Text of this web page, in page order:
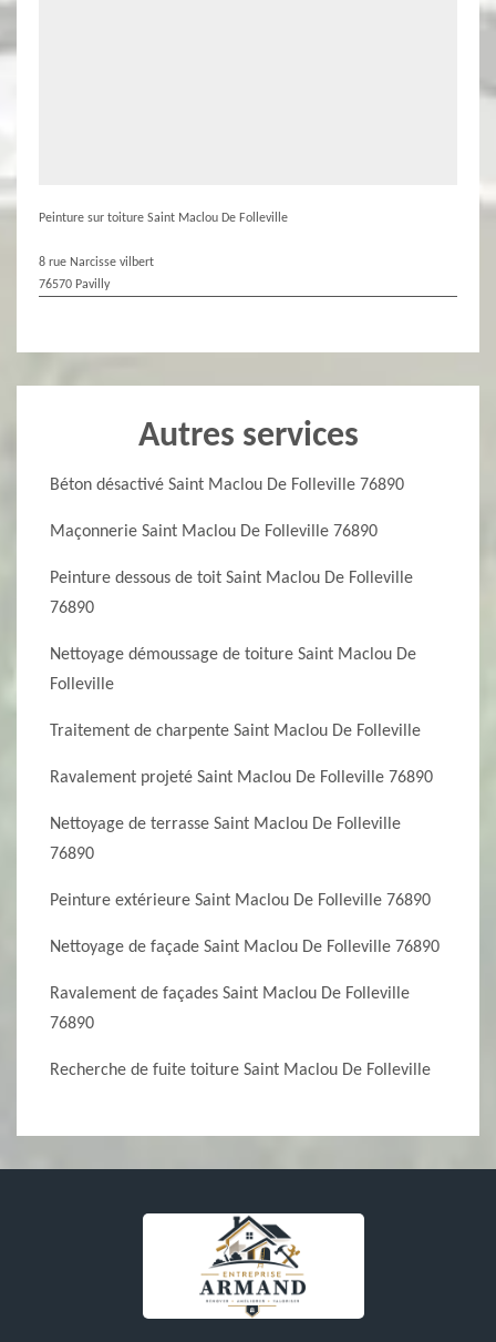
Peinture sur toiture Saint Maclou De Folleville
8 rue Narcisse vilbert
76570 Pavilly
Autres services
Béton désactivé Saint Maclou De Folleville 76890
Maçonnerie Saint Maclou De Folleville 76890
Peinture dessous de toit Saint Maclou De Folleville
76890
Nettoyage démoussage de toiture Saint Maclou De
Folleville
Traitement de charpente Saint Maclou De Folleville
Ravalement projeté Saint Maclou De Folleville 76890
Nettoyage de terrasse Saint Maclou De Folleville
76890
Peinture extérieure Saint Maclou De Folleville 76890
Nettoyage de façade Saint Maclou De Folleville 76890
Ravalement de façades Saint Maclou De Folleville
76890
Recherche de fuite toiture Saint Maclou De Folleville